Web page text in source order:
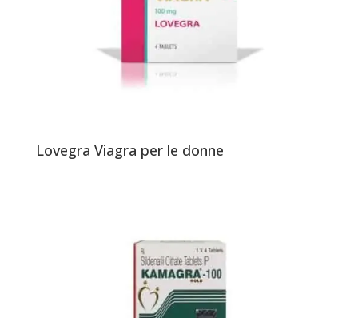
Lovegra Viagra per le donne